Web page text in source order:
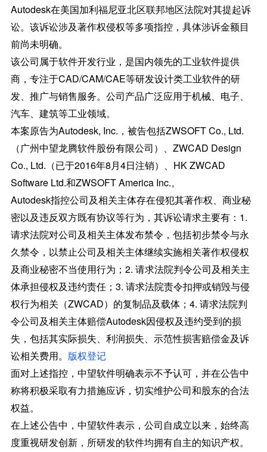
Autodesk在美国加利福尼亚北区联邦地区法院对其提起诉
讼。该诉讼涉及著作权侵权等多项指控，具体涉诉金额目
前尚未明确。
该公司属于软件开发行业，是国内领先的工业软件提供
商，专注于CAD/CAM/CAE等研发设计类工业软件的研
发、推广与销售服务。公司产品广泛应用于机械、电子、
汽车、建筑等工业领域。
本案原告为Autodesk, Inc.，被告包括ZWSOFT Co., Ltd.
（广州中望龙腾软件股份有限公司）、ZWCAD Design
Co., Ltd.（已于2016年8月4日注销）、HK ZWCAD
Software Ltd.和ZWSOFT America Inc.。
Autodesk指控公司及相关主体存在侵犯其著作权、商业秘
密以及违反双方既有协议等行为，其诉讼请求主要有：1.
请求法院对公司及相关主体发布禁令，包括初步禁令与永
久禁令，以禁止公司及相关主体继续实施相关著作权侵权
及商业秘密不当使用行为；2. 请求法院判令公司及相关主
体承担侵权及违约责任；3. 请求法院责令扣押或销毁与侵
权行为相关（ZWCAD）的复制品及载体；4. 请求法院判
令公司及相关主体赔偿Autodesk因侵权及违约受到的损
失，包括其实际损失、利润损失、示范性损害赔偿金及诉
讼相关费用。 版权登记
面对上述指控，中望软件明确表示不予认可，并在公告中
称将积极采取有力措施应诉，切实维护公司和股东的合法
权益。
在上述公告中，中望软件表示，公司自成立以来，始终高
度重视研发创新，所研发的软件均拥有自主的知识产权。